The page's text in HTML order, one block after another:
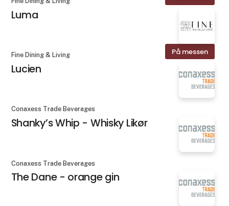
Luma
På messen
Fine Dining & Living
Lucien
Conaxess Trade Beverages
Shanky’s Whip - Whisky Likør
Conaxess Trade Beverages
The Dane - orange gin